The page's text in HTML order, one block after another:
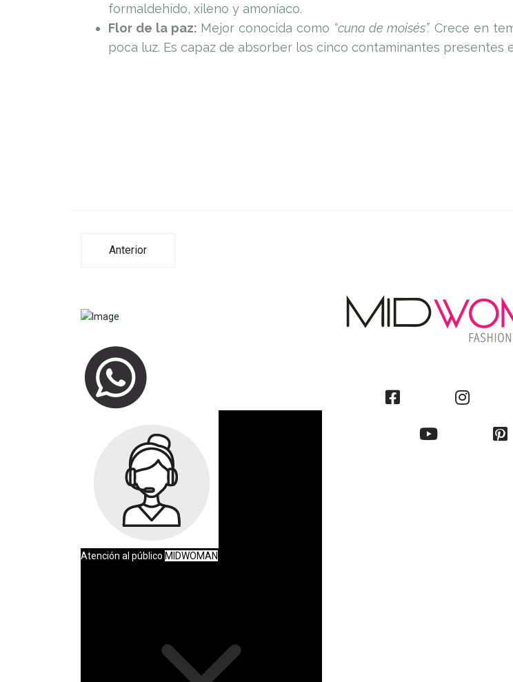
formaldehído, xileno y amoníaco.
Flor de la paz: Mejor conocida como “cuna de moisés”. Crece en
poca luz. Es capaz de absorber los cinco contaminantes presentes
Anterior
Atención al público MIDWOMAN